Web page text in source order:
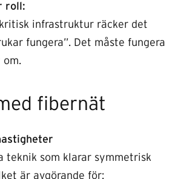
roll:
infrastruktur räcker det
fungera”. Det måste fungera
om.
fibernät
teknik som klarar symmetrisk
är avgörande för: